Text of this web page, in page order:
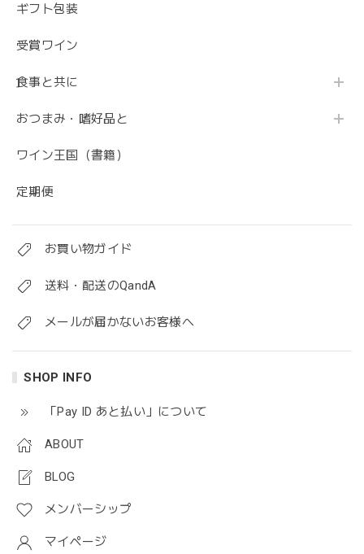
ギフト包装
受賞ワイン
食事と共に
おつまみ・嗜好品と
ワイン王国（書籍）
定期便
お買い物ガイド
送料・配送のQandA
メールが届かないお客様へ
SHOP INFO
「Pay ID あと払い」について
ABOUT
BLOG
メンバーシップ
マイページ